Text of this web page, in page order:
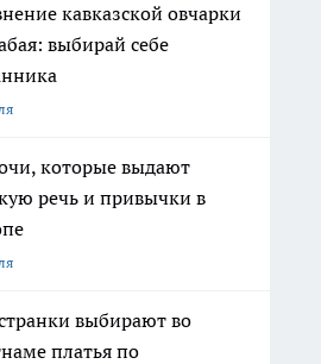
кавказской овчарки
выбирай себе
которые выдают
речь и привычки в
выбирают во
платья по